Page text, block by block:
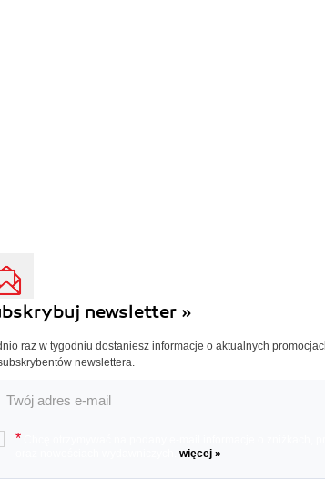
newsletter »
raz w tygodniu dostaniesz informacje o aktualnych
newslettera.
*
więcej »